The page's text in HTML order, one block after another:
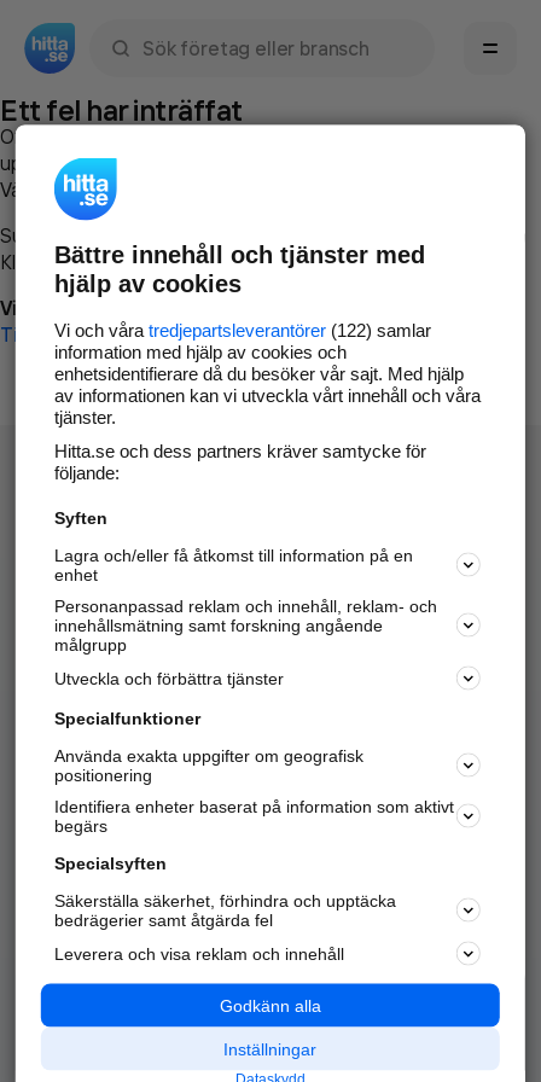
Ett fel har inträffat
Om du vill kan du
uppstod så att vi lättare och snabbare kan avhjälpa det.
Vänligen försök med följande:
Surfa till
Klicka påTillbaka-knappen i webbläsaren och försök igen
Vi beklagar besväret!
Till startsidan
Hitta.se - Gratis nummerupplysning.
Sök företag, personer och platser.
Hitta telefonnummer, adresser, företagsinfo mm.
Marknadsför företaget
Kom igång och annonsera mot
samarbetspartners nära dig.
Alla kategorier
Populära sökningar
API & Kartor
Annonsera
Integritet
Nödnummer
Bättre innehåll och tjänster med
hjälp av cookies
Vi och våra tredjepartsleverantörer(122) samlar
information med hjälp av cookies och
enhetsidentifierare då du besöker vår sajt. Med hjälp
av informationen kan vi utveckla vårt innehåll och våra
tjänster.
Hitta.se och dess partners kräver samtycke för
följande:
Syften
Lagra och/eller få åtkomst till information på en
enhet
Personanpassad reklam och innehåll, reklam- och
innehållsmätning samt forskning angående
målgrupp
Utveckla och förbättra tjänster
Specialfunktioner
Använda exakta uppgifter om geografisk
positionering
Identifiera enheter baserat på information som aktivt
begärs
Specialsyften
Säkerställa säkerhet, förhindra och upptäcka
bedrägerier samt åtgärda fel
Leverera och visa reklam och innehåll
Godkänn alla
Inställningar
Dataskydd